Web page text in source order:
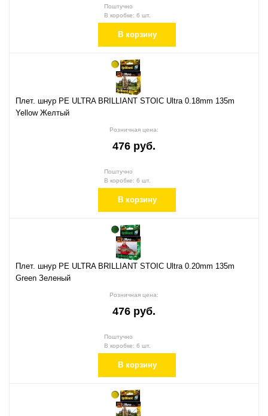
Поштучно
В коробке: 6 шт.
В корзину
Плет. шнур PE ULTRA BRILLIANT STOIC Ultra 0.18mm 135m
Yellow Желтый
Розничная цена:
476 руб.
Поштучно
В коробке: 6 шт.
В корзину
Плет. шнур PE ULTRA BRILLIANT STOIC Ultra 0.20mm 135m
Green Зеленый
Розничная цена:
476 руб.
Поштучно
В коробке: 6 шт.
В корзину